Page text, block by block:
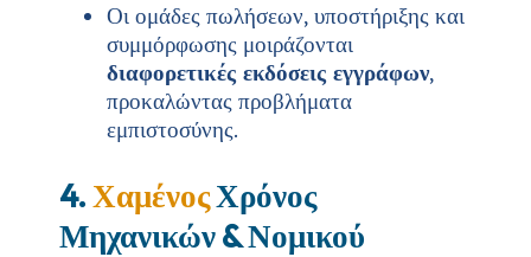
Οι ομάδες πωλήσεων, υποστήριξης και
συμμόρφωσης μοιράζονται
διαφορετικές εκδόσεις εγγράφων,
προκαλώντας προβλήματα
εμπιστοσύνης.
4.ΧαμένοςΧρόνος
Μηχανικών & Νομικού